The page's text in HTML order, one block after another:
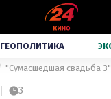
ГЕОПОЛИТИКА
3